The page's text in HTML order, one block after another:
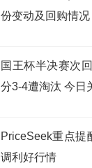
份变动及回购情况
国王杯半决赛次
分3-4遭淘汰 今日
PriceSeek重点提
调利好行情